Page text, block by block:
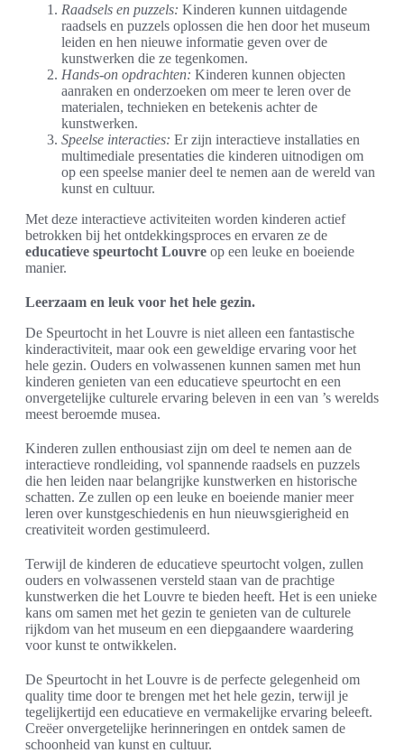
Raadsels en puzzels: Kinderen kunnen uitdagende
raadsels en puzzels oplossen die hen door het museum
leiden en hen nieuwe informatie geven over de
kunstwerken die ze tegenkomen.
Hands-on opdrachten: Kinderen kunnen objecten
aanraken en onderzoeken om meer te leren over de
materialen, technieken en betekenis achter de
kunstwerken.
Speelse interacties: Er zijn interactieve installaties en
multimediale presentaties die kinderen uitnodigen om
op een speelse manier deel te nemen aan de wereld van
kunst en cultuur.
Met deze interactieve activiteiten worden kinderen actief
betrokken bij het ontdekkingsproces en ervaren ze de
educatieve speurtocht Louvre op een leuke en boeiende
manier.
Leerzaam en leuk voor het hele gezin.
De Speurtocht in het Louvre is niet alleen een fantastische
kinderactiviteit, maar ook een geweldige ervaring voor het
hele gezin. Ouders en volwassenen kunnen samen met hun
kinderen genieten van een educatieve speurtocht en een
onvergetelijke culturele ervaring beleven in een van ’s werelds
meest beroemde musea.
Kinderen zullen enthousiast zijn om deel te nemen aan de
interactieve rondleiding, vol spannende raadsels en puzzels
die hen leiden naar belangrijke kunstwerken en historische
schatten. Ze zullen op een leuke en boeiende manier meer
leren over kunstgeschiedenis en hun nieuwsgierigheid en
creativiteit worden gestimuleerd.
Terwijl de kinderen de educatieve speurtocht volgen, zullen
ouders en volwassenen versteld staan van de prachtige
kunstwerken die het Louvre te bieden heeft. Het is een unieke
kans om samen met het gezin te genieten van de culturele
rijkdom van het museum en een diepgaandere waardering
voor kunst te ontwikkelen.
De Speurtocht in het Louvre is de perfecte gelegenheid om
quality time door te brengen met het hele gezin, terwijl je
tegelijkertijd een educatieve en vermakelijke ervaring beleeft.
Creëer onvergetelijke herinneringen en ontdek samen de
schoonheid van kunst en cultuur.